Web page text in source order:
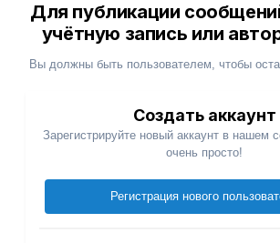
Для публикации
учётную запись или
Вы должны быть пользователем, чтобы
Создать аккаунт
Зарегистрируйте новый аккаунт в нашем
очень просто!
Регистрация нового